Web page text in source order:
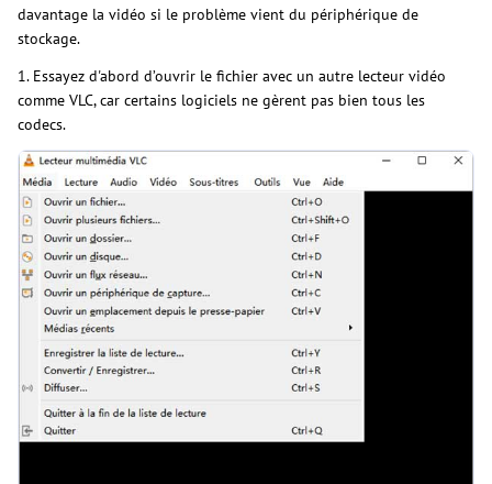
davantage la vidéo si le problème vient du périphérique de
stockage.
1. Essayez d'abord d’ouvrir le fichier avec un autre lecteur vidéo
comme VLC, car certains logiciels ne gèrent pas bien tous les
codecs.